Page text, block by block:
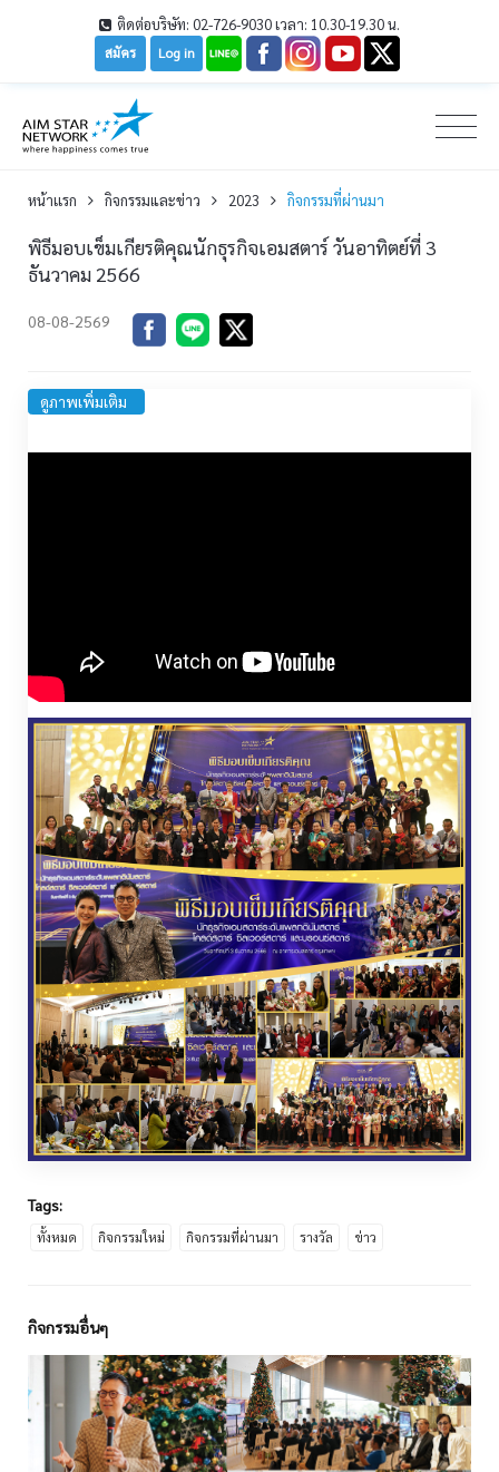
ติดต่อบริษัท: 02-726-9030 เวลา: 10.30-19.30 น.
Log in
สมัคร
หน้าเเรก กิจกรรมและข่าว 2023 กิจกรรมที่ผ่านมา
พิธีมอบเข็มเกียรติคุณนักธุรกิจเอมสตาร์ วันอาทิตย์ที่ 3
ธันวาคม 2566
08-08-2569
ดูภาพเพิ่มเติม
Tags:
ทั้งหมด กิจกรรมใหม่ กิจกรรมที่ผ่านมา รางวัล ข่าว
กิจกรรมอื่นๆ